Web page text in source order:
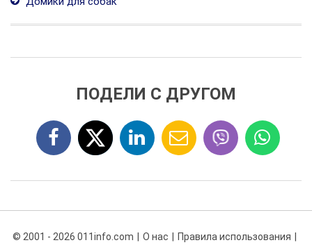
ПОДЕЛИ С ДРУГОМ
© 2001 - 2026 011info.com О нас Правила использования